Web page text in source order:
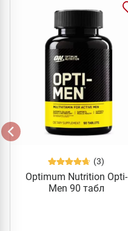
(3)
Optimum Nutrition Opti-
Men 90 табл